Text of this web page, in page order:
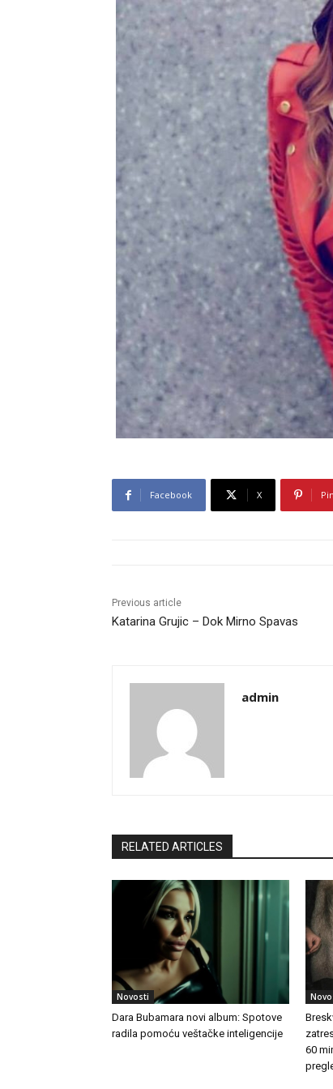
Facebook X
Previous article
Katarina Grujic – Dok Mirno Spavas
admin
RELATED ARTICLES
Novosti
Dara Bubamara novi album: Spotove
radila pomoću veštačke inteligencije
60